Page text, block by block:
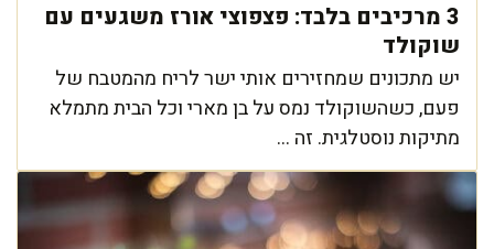
3 מרכיבים בלבד: פצפוצי אורז משגעים עם
שוקולד
יש מתכונים שמחזירים אותי ישר לריח מהמטבח של
פעם, כשהשוקולד נמס על בן מארי וכל הבית מתמלא
מתיקות נוסטלגית. זה ...